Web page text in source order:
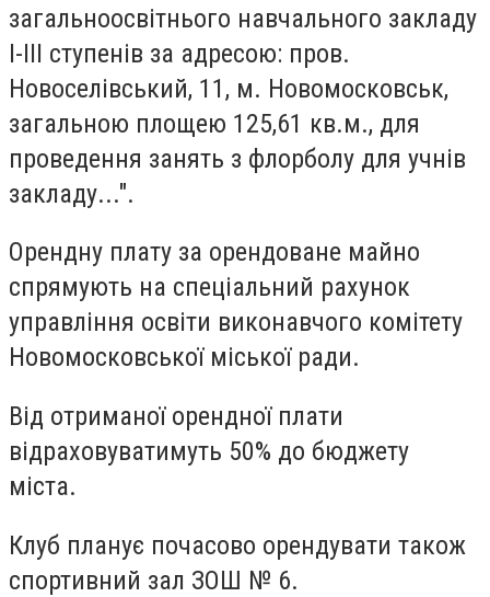
загальноосвітнього навчального закладу
І-ІІІ ступенів за адресою: пров.
Новоселівський, 11, м. Новомосковськ,
загальною площею 125,61 кв.м., для
проведення занять з флорболу для учнів
закладу...".
Орендну плату за орендоване майно
спрямують на спеціальний рахунок
управління освіти виконавчого комітету
Новомосковської міської ради.
Від отриманої орендної плати
відраховуватимуть 50% до бюджету
міста.
Клуб планує почасово орендувати також
спортивний зал ЗОШ № 6.